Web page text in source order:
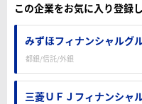
この企業をお気に入り登録
みずほフィナンシャルグ
都銀/信託/外銀
三菱ＵＦＪフィナンシャ